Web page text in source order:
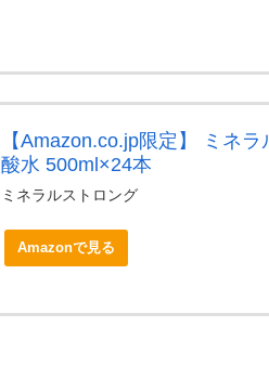
【Amazon.co.jp限定】 ミネ
酸水 500ml×24本
ミネラルストロング
Amazonで見る